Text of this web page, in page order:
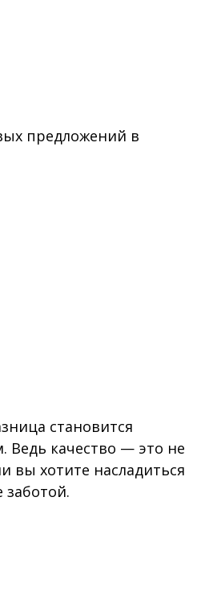
предложений в
становится
Ведь качество — это не
вы хотите насладиться